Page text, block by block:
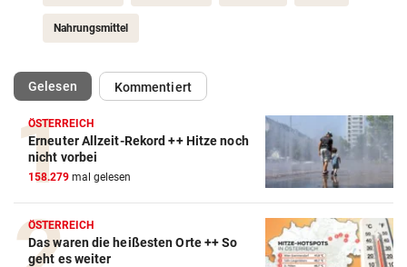
Nahrungsmittel
Gelesen(ausgewählt)Kommentiert
ÖSTERREICH
Erneuter Allzeit-Rekord ++ Hitze noch
nicht vorbei
158.279 mal gelesen
ÖSTERREICH
Das waren die heißesten Orte ++ So
geht es weiter